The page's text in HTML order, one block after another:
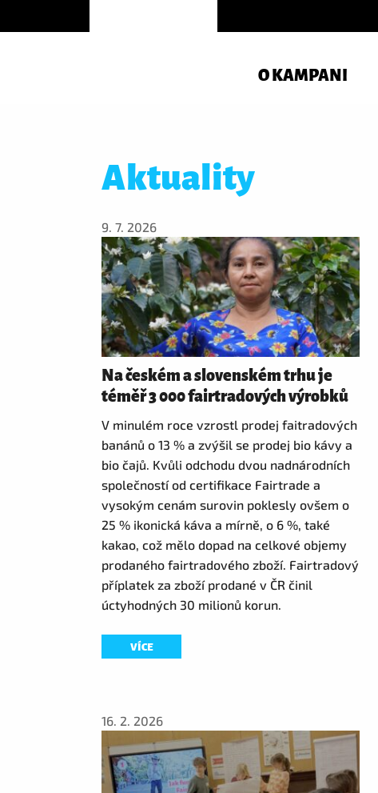
O KAMPANI
Aktuality
9. 7. 2026
Na českém a slovenském trhu je
téměř 3 000 fairtradových výrobků
V minulém roce vzrostl prodej faitradových
banánů o 13 % a zvýšil se prodej bio kávy a
bio čajů. Kvůli odchodu dvou nadnárodních
společností od certifikace Fairtrade a
vysokým cenám surovin poklesly ovšem o
25 % ikonická káva a mírně, o 6 %, také
kakao, což mělo dopad na celkové objemy
prodaného fairtradového zboží. Fairtradový
příplatek za zboží prodané v ČR činil
úctyhodných 30 milionů korun.
VÍCE
16. 2. 2026